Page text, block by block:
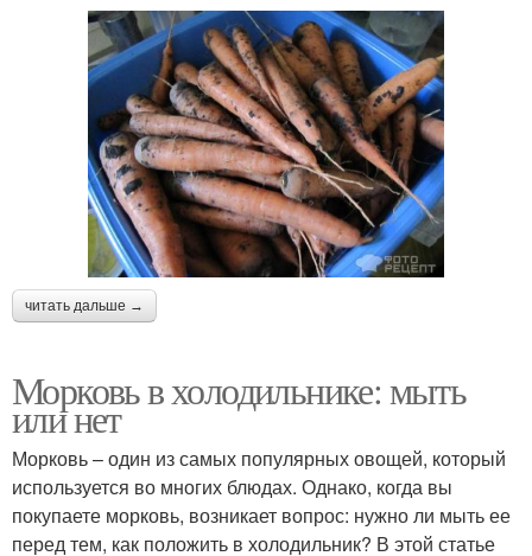
читать дальше →
Морковь в холодильнике: мыть
или нет
Морковь – один из самых популярных овощей, который
используется во многих блюдах. Однако, когда вы
покупаете морковь, возникает вопрос: нужно ли мыть ее
перед тем, как положить в холодильник? В этой статье